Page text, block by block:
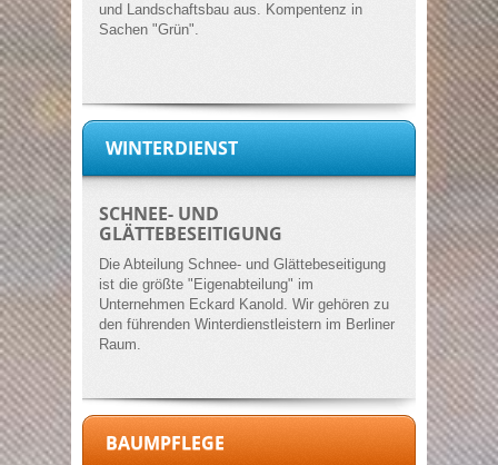
und Landschaftsbau aus. Kompentenz in
Sachen "Grün".
WINTERDIENST
SCHNEE- UND
GLÄTTEBESEITIGUNG
Die Abteilung Schnee- und Glättebeseitigung
ist die größte "Eigenabteilung" im
Unternehmen Eckard Kanold. Wir gehören zu
den führenden Winterdienstleistern im Berliner
Raum.
BAUMPFLEGE